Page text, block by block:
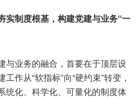
实制度根基，构建党建与业务“一
与业务的融合，首要在于顶层设
作从“软指标”向“硬约束”转变，
统化、科学化、可量化的制度体